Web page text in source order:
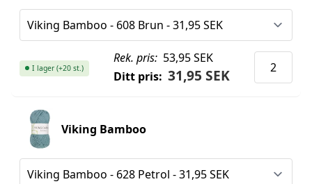
Rek. pris: 53,95 SEK
Ditt pris: 31,95 SEK
I lager (+20 st.)
Viking Bamboo